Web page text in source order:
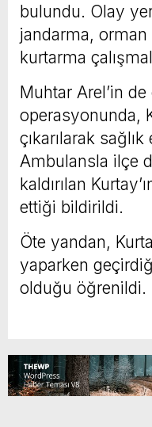
bulundu. Olay
jandarma, orman
kurtarma
Muhtar Arel’in
operasyonunda,
çıkarılarak
Ambulansla ilçe
kaldırılan
ettiği bildirildi.
Öte yandan,
yaparken
olduğu öğrenildi.